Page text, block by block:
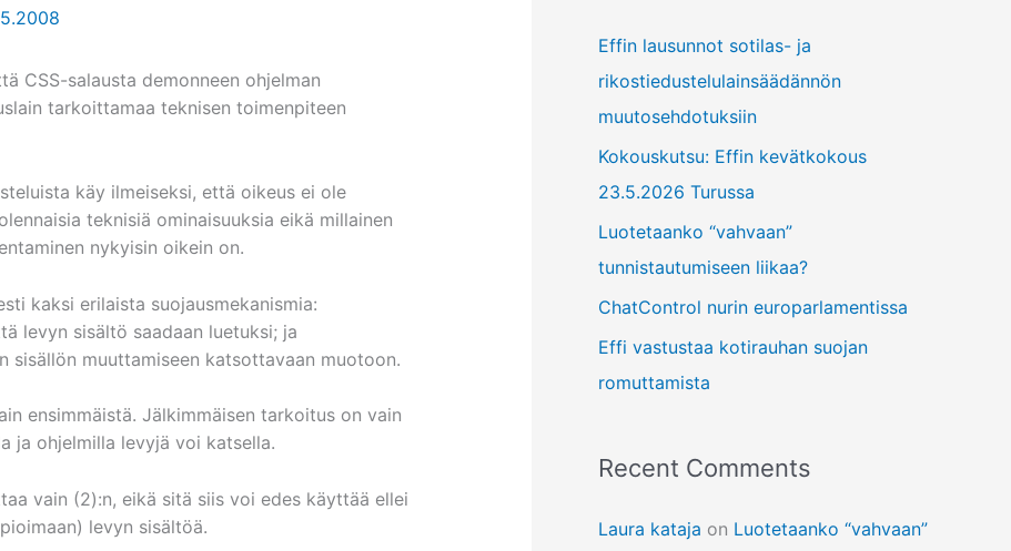
CSS-salausta demonneen ohjelman
tarkoittamaa teknisen toimenpiteen
käy ilmeiseksi, että oikeus ei ole
teknisiä ominaisuuksia eikä millainen
nykyisin oikein on.
kaksi erilaista suojausmekanismia:
levyn sisältö saadaan luetuksi; ja
sisällön muuttamiseen katsottavaan muotoon.
ensimmäistä. Jälkimmäisen tarkoitus on vain
ja ohjelmilla levyjä voi katsella.
vain (2):n, eikä sitä siis voi edes käyttää ellei
levyn sisältöä.
h
f
o
r
:
Effin lausunnot sotilas- ja
rikostiedustelulainsäädännön
muutosehdotuksiin
Kokouskutsu: Effin kevätkokous
23.5.2026 Turussa
Luotetaanko “vahvaan”
tunnistautumiseen liikaa?
ChatControl nurin europarlamentissa
Effi vastustaa kotirauhan suojan
romuttamista
Recent Comments
Laura kataja on Luotetaanko “vahvaan”